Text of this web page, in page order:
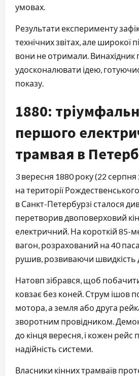
умовах.
Результати експерименту
технічних звітах, але широкої
вони не отримали.
удосконалювати ідею,
показу.
1880:
першого
трамвая в
3 вересня 1880 року (22
на території
в Санкт-Петербурзі сталося
перетворив двоповерховий
електричний. На короткій 85-
вагон, розрахований на 40
рушив, розвиваючи швидкість
Натовп зібрався, щоб
ковзає без коней. Струм ішов
мотора, а земля або друга
зворотним провідником.
до кінця вересня, і кожен рейс
надійність системи.
Власники кінних трамваїв